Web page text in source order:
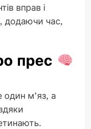
вправ і
додаючи час,
прес
м’яз, а